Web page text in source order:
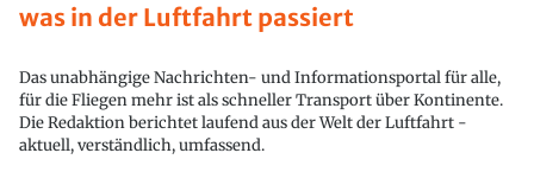
was in der Luftfahrt passiert
Das unabhängige Nachrichten- und Informationsportal für alle,
für die Fliegen mehr ist als schneller Transport über Kontinente.
Die Redaktion berichtet laufend aus der Welt der Luftfahrt -
aktuell, verständlich, umfassend.